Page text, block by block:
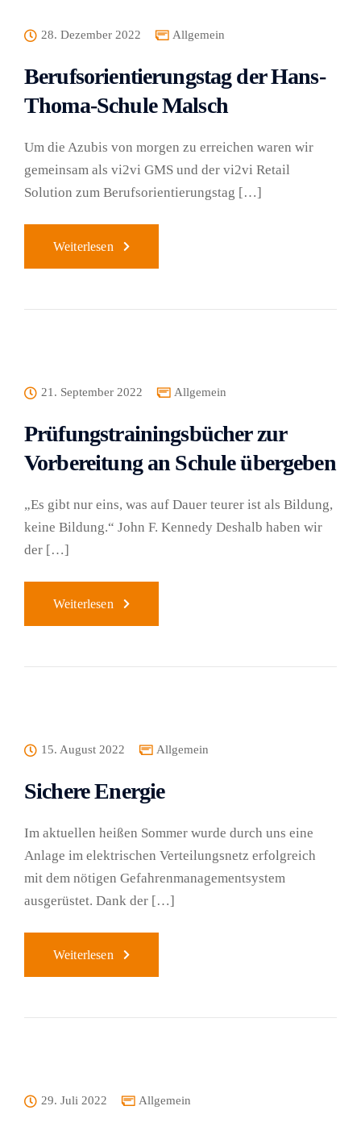
28. Dezember 2022 Allgemein
Berufsorientierungstag der Hans-
Thoma-Schule Malsch
Um die Azubis von morgen zu erreichen waren wir
gemeinsam als vi2vi GMS und der vi2vi Retail
Solution zum Berufsorientierungstag […]
Weiterlesen
21. September 2022 Allgemein
Prüfungstrainingsbücher zur
Vorbereitung an Schule übergeben
„Es gibt nur eins, was auf Dauer teurer ist als Bildung,
keine Bildung.“ John F. Kennedy Deshalb haben wir
der […]
Weiterlesen
15. August 2022 Allgemein
Sichere Energie
Im aktuellen heißen Sommer wurde durch uns eine
Anlage im elektrischen Verteilungsnetz erfolgreich
mit dem nötigen Gefahrenmanagementsystem
ausgerüstet. Dank der […]
Weiterlesen
29. Juli 2022 Allgemein